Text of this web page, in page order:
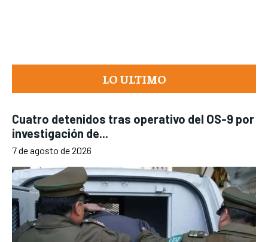
LO ULTIMO
Cuatro detenidos tras operativo del OS-9 por
investigación de...
7 de agosto de 2026